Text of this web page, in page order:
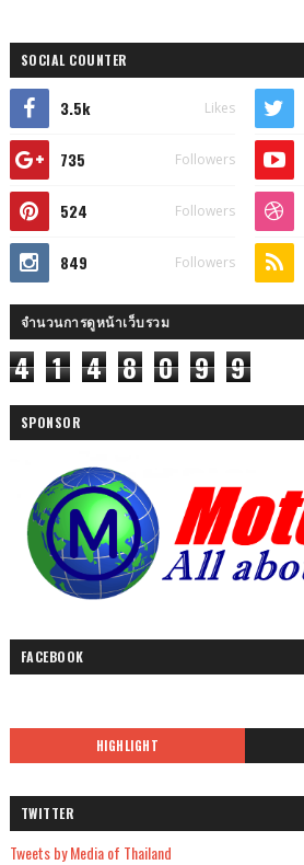
SOCIAL COUNTER
3.5k Likes
735 Followers
524 Followers
849 Followers
จำนวนการดูหน้าเว็บรวม
4 1 4 8 0 9 9
SPONSOR
FACEBOOK
HIGHLIGHT
TWITTER
Tweets by Media of Thailand